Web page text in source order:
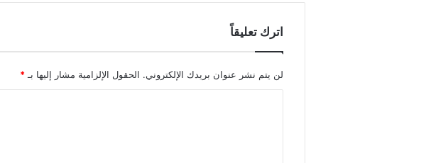
اترك تعليقاً
لن يتم نشر عنوان بريدك الإلكتروني. الحقول الإلزامية مشار إليها بـ *